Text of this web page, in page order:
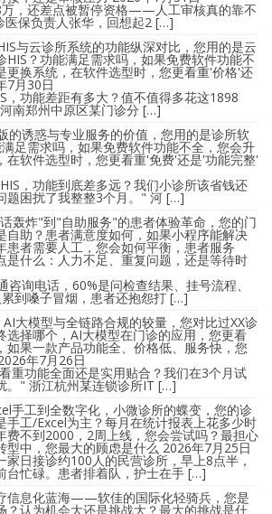
，还差点被暂停资格——人工审核真的靠不
医保负责人张华，回想起2 […]
与云诊所系统的功能纵深对比，您用的是云
HIS？功能满足需求吗，如果免费软件功能不
更换系统，在软件选型时，您更看重'价格'还
7月30日
，功能差距有多大？值不值得多花这1898
南郑州中原区某门诊分 […]
的诱惑与专业服务的价值，您用的是诊所软
足需求吗，如果免费软件功能不全，您会升
在软件选型时，您更看重'免费'还是'功能完整'
，功能到底差多远？我们小诊所该省钱还
题困扰了我整整3个月。" 河 […]
轰炸"到"自助服务"的患者体验革命，您的门
自助？患者满意度如何，如果小程序能解决
患者需要人工，您会如何平衡，患者服务
是什么：人力不足、重复问题，还是等待时
咨询电话，60%是问检查结果、挂号流程、
到嗓子冒烟，患者还抱怨打 […]
大模型与全链路合规的较量，您对比过XX诊
选择哪个，AI大模型在门诊的应用，您更看
如果一款产品功能全、价格低、服务快，您
年7月26日
重功能全面还是实用贴合？我们在3个月试
。" 浙江杭州某连锁诊所IT […]
手工到全数字化，小微诊所的蝶变，您的诊
手工/Excel为主？每月在统计报表上花多少时
费不到2000，2周上线，您会尝试吗？最担心
型中，您最大的顾虑是什么 2026年7月25日
家日接诊约100人的民营诊所，早上8点半，
台忙碌。患者排着队，护士在手 […]
信息化蓝海——软佳的国际化轻骑兵，您是
？认为机会大还是挑战大？最大的挑战是什